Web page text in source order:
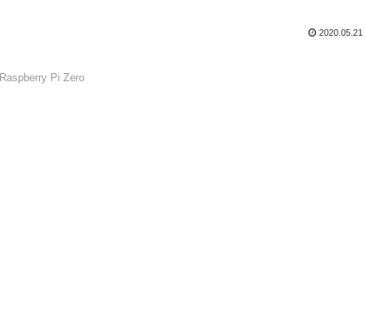
2020.05.21
Raspberry Pi Zero